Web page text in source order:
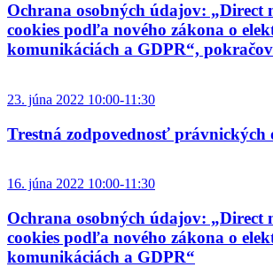
Ochrana osobných údajov: „Direct
cookies podľa nového zákona o
komunikáciách a GDPR“,
23. júna 2022 10:00-11:30
Trestná zodpovednosť právnických
16. júna 2022 10:00-11:30
Ochrana osobných údajov: „Direct
cookies podľa nového zákona o
komunikáciách a GDPR“